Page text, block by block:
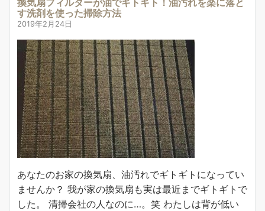
換気扇フィルターが油でギトギト！油汚れを楽に落と
す洗剤を使った掃除方法
2019年2月24日
あなたのお家の換気扇、油汚れでギトギトになってい
ませんか？ 我が家の換気扇も実は最近までギトギトで
した。 清掃会社の人なのに…。笑 わたしは背が低い